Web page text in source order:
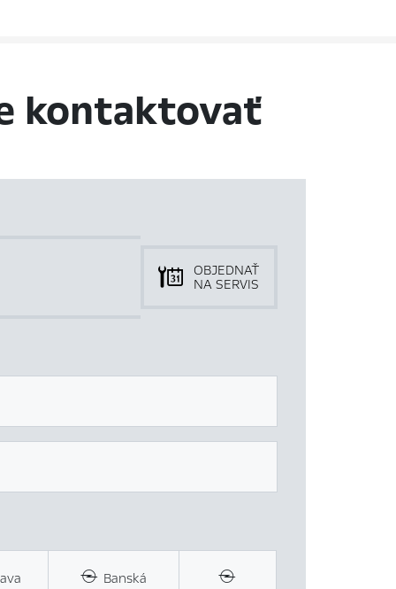
kontaktovať
OBJEDNAŤ
NA SERVIS
Banská